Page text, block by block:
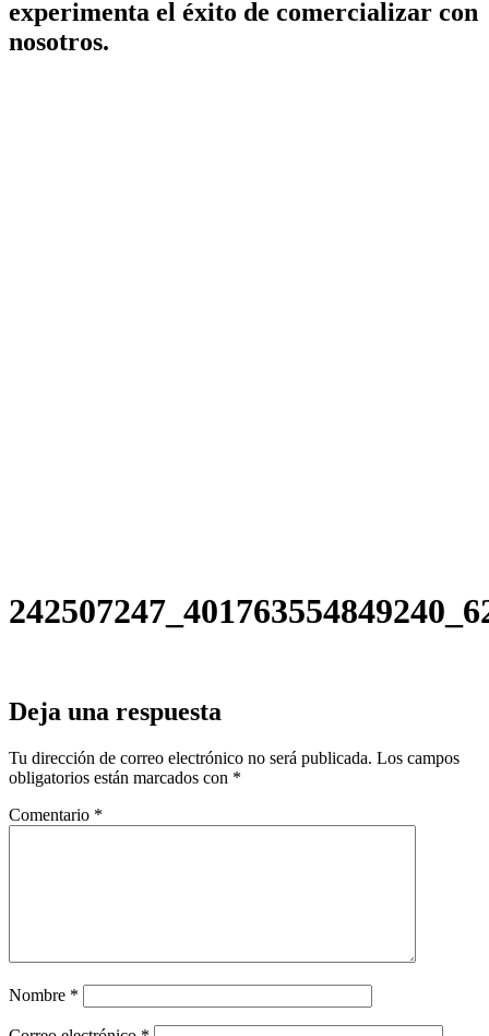
experimenta el éxito de comercializar con
nosotros.
Deja una respuesta
Tu dirección de correo electrónico no será publicada. Los campos
obligatorios están marcados con *
Comentario *
Nombre *